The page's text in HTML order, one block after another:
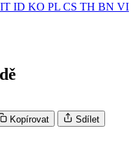
IT ID KO PL CS TH BN VI
Kopírovat Sdílet